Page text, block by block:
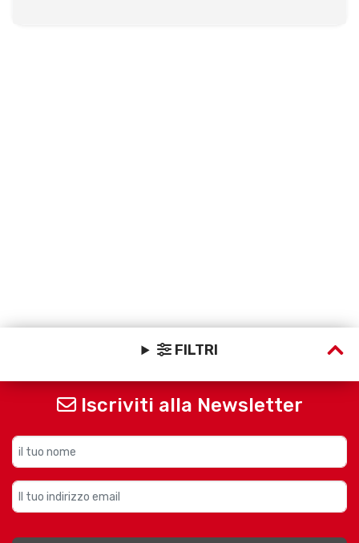
FILTRI
Iscriviti alla Newsletter